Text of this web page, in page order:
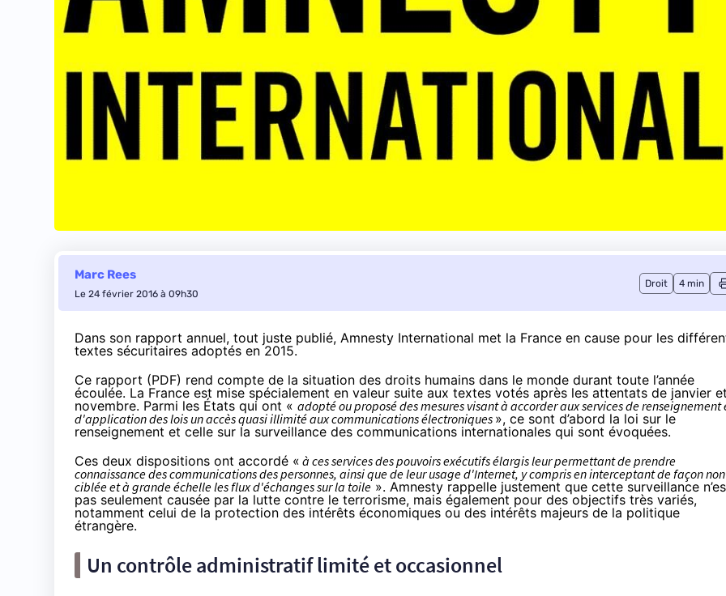
Marc Rees
Le 24 février 2016 à 09h30
Droit 4 min
Dans son rapport annuel, tout juste publié, Amnesty International met la France en cause pour les
textes sécuritaires adoptés en 2015.
Ce rapport (PDF) rend compte de la situation des droits humains dans le monde durant toute l’année
écoulée. La France est mise spécialement en valeur suite aux textes votés après les attentats de janvier
novembre. Parmi les États qui ont « adopté ou proposé des mesures visant à accorder aux services de renseignement
d'application des lois un accès quasi illimité aux communications électroniques », ce sont d’abord la loi sur le
renseignement et celle sur la surveillance des communications internationales qui sont évoquées.
Ces deux dispositions ont accordé « à ces services des pouvoirs exécutifs élargis leur permettant de prendre
connaissance des communications des personnes, ainsi que de leur usage d'Internet, y compris en interceptant de façon non
ciblée et à grande échelle les flux d'échanges sur la toile ». Amnesty rappelle justement que cette surveillance
pas seulement causée par la lutte contre le terrorisme, mais également pour des objectifs très variés,
notamment celui de la protection des intérêts économiques ou des intérêts majeurs de la politique
étrangère.
Un contrôle administratif limité et occasionnel